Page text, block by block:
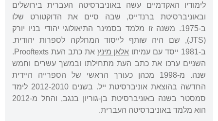
לימודיו האקדמיים עשה באוניברסיטה העברית בירושלים
ובאוניברסיטת ברנדייס, שבה סיים את הדוקטורט שלו
ב-1975. משנה זו מלמד בסמינר התיאולוגי יהודי בניו יורק
(JTS), שם היה שותף לייסוד המחלקה לספרות יהודית.
ב-1981 ייסד עם עמיתו
אלאן מינץ
את כתב העת Prooftexts.
השניים ערכו את כתב העת מתחילתו ובמשך עשרים וחמש
שנה. מ-1998 מכהן כעורך הראשי של הספרייה היידית
החדשה בהוצאת אוניברסיטת ייל. בשנים 2012-2010 לימד
סמסטר בשנה באוניברסיטת בן-גוריון בנגב, והחל מ-2012
הוא מלמד באוניברסיטה העברית.